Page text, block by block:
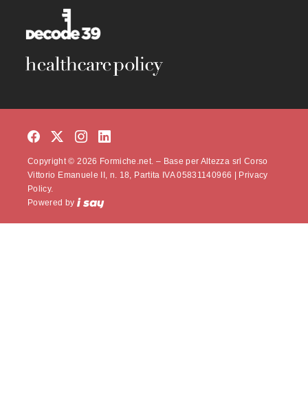
Copyright © 2026 Formiche.net. – Base per Altezza srl Corso
Vittorio Emanuele II, n. 18, Partita IVA 05831140966 |
Privacy
Policy.
Powered by